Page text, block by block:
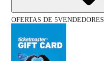
OFERTAS DE 5VENDEDORES